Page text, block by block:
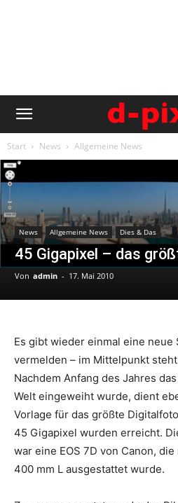
Start News Allgemeine News
News Allgemeine News Dies & Das
45 Gigapixel – das
Von admin - 17. Mai 2010
Es gibt wieder einmal eine neue
vermelden – im Mittelpunkt
Nachdem Anfang des Jahres
Welt eingeweiht wurde, dient
Vorlage für das größte
45 Gigapixel wurden erreicht.
war eine EOS 7D von Canon,
400 mm L ausgestattet wurde.